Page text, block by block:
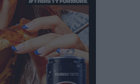
ανοίγει ξανά το
μουσείο από τη Λέσχη